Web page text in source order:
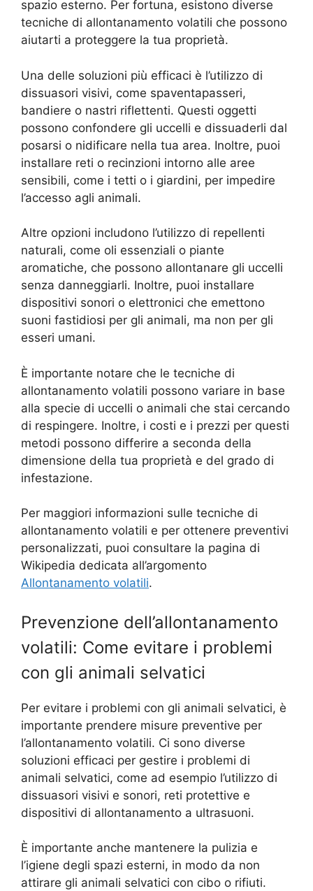
spazio esterno. Per fortuna, esistono diverse
tecniche di allontanamento volatili che possono
aiutarti a proteggere la tua proprietà.
Una delle soluzioni più efficaci è l’utilizzo di
dissuasori visivi, come spaventapasseri,
bandiere o nastri riflettenti. Questi oggetti
possono confondere gli uccelli e dissuaderli dal
posarsi o nidificare nella tua area. Inoltre, puoi
installare reti o recinzioni intorno alle aree
sensibili, come i tetti o i giardini, per impedire
l’accesso agli animali.
Altre opzioni includono l’utilizzo di repellenti
naturali, come oli essenziali o piante
aromatiche, che possono allontanare gli uccelli
senza danneggiarli. Inoltre, puoi installare
dispositivi sonori o elettronici che emettono
suoni fastidiosi per gli animali, ma non per gli
esseri umani.
È importante notare che le tecniche di
allontanamento volatili possono variare in base
alla specie di uccelli o animali che stai cercando
di respingere. Inoltre, i costi e i prezzi per questi
metodi possono differire a seconda della
dimensione della tua proprietà e del grado di
infestazione.
Per maggiori informazioni sulle tecniche di
allontanamento volatili e per ottenere preventivi
personalizzati, puoi consultare la pagina di
Wikipedia dedicata all’argomento
Allontanamento volatili.
Prevenzione dell’allontanamento
volatili: Come evitare i problemi
con gli animali selvatici
Per evitare i problemi con gli animali selvatici, è
importante prendere misure preventive per
l’allontanamento volatili. Ci sono diverse
soluzioni efficaci per gestire i problemi di
animali selvatici, come ad esempio l’utilizzo di
dissuasori visivi e sonori, reti protettive e
dispositivi di allontanamento a ultrasuoni.
È importante anche mantenere la pulizia e
l’igiene degli spazi esterni, in modo da non
attirare gli animali selvatici con cibo o rifiuti.